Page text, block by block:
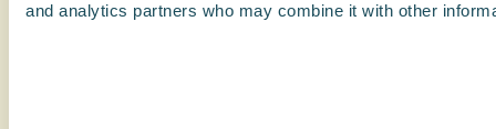
and analytics partners who may combine it with other